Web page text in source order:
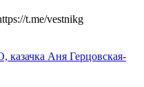
t.me/vestnikg
Аня Герцовская-